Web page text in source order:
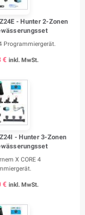
- Hunter 2-Zonen
Programmiergerät.
€ inkl. MwSt.
- Hunter 3-Zonen
X CORE 4
€ inkl. MwSt.